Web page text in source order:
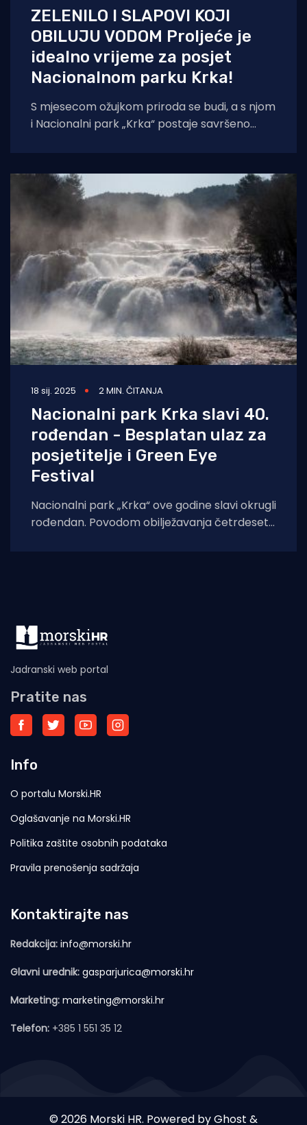
ZELENILO I SLAPOVI KOJI
OBILUJU VODOM Proljeće je
idealno vrijeme za posjet
Nacionalnom parku Krka!
S mjesecom ožujkom priroda se budi, a s njom
i Nacionalni park „Krka“ postaje savršeno
18 sij. 2025 2 MIN. ČITANJA
Nacionalni park Krka slavi 40.
rođendan - Besplatan ulaz za
posjetitelje i Green Eye
Festival
Nacionalni park „Krka“ ove godine slavi okrugli
rođendan. Povodom obilježavanja četrdeset
Jadranski web portal
Pratite nas
Info
O portalu Morski.HR
Oglašavanje na Morski.HR
Politika zaštite osobnih podataka
Pravila prenošenja sadržaja
Kontaktirajte nas
Redakcija: info@morski.hr
Glavni urednik: gasparjurica@morski.hr
Marketing: marketing@morski.hr
Telefon: +385 1 551 35 12
© 2026 Morski HR. Powered byGhost &